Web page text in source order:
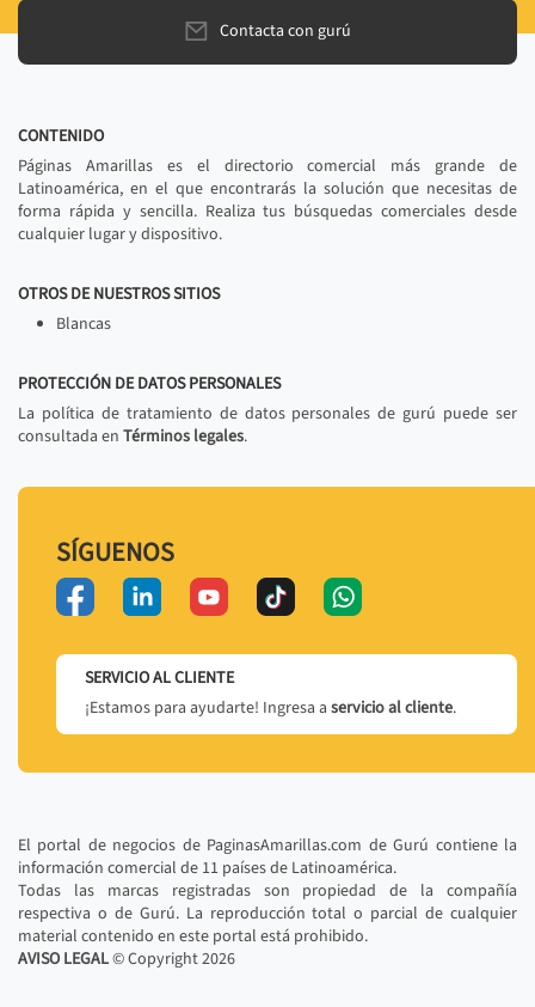
Contacta con gurú
CONTENIDO
Páginas Amarillas es el directorio comercial más grande de
Latinoamérica, en el que encontrarás la solución que necesitas de
forma rápida y sencilla. Realiza tus búsquedas comerciales desde
cualquier lugar y dispositivo.
OTROS DE NUESTROS SITIOS
Blancas
PROTECCIÓN DE DATOS PERSONALES
La política de tratamiento de datos personales de gurú puede ser
consultada en Términos legales.
SÍGUENOS
SERVICIO AL CLIENTE
¡Estamos para ayudarte! Ingresa a servicio al cliente.
El portal de negocios de PaginasAmarillas.com de Gurú contiene la
información comercial de 11 países de Latinoamérica.
Todas las marcas registradas son propiedad de la compañía
respectiva o de Gurú. La reproducción total o parcial de cualquier
material contenido en este portal está prohibido.
AVISO LEGAL© Copyright2026